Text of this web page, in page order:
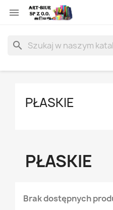

search
PŁASKIE
PŁASKIE
Brak dostępnych